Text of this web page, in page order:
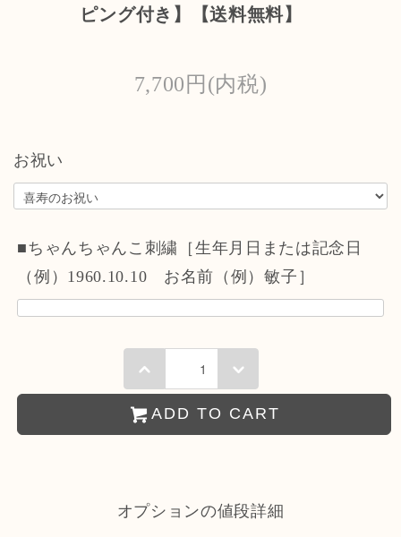
ピング付き】【送料無料】
7,700円(内税)
お祝い
■ちゃんちゃんこ刺繍［生年月日または記念日
（例）1960.10.10 お名前（例）敏子］
ADD TO CART
オプションの値段詳細